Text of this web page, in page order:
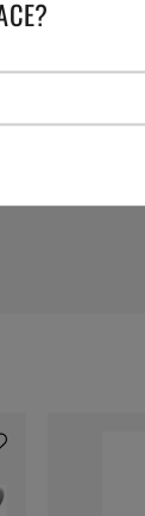
Geleverd
EAN: